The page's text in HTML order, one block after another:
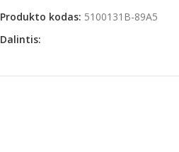
Produkto kodas: 5100131B-89A5
Dalintis: